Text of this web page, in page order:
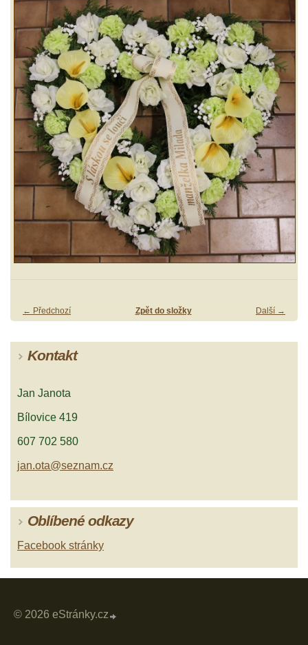
← Předchozí Další →
Zpět do složky
Kontakt
Jan Janota
Bílovice 419
607 702 580
jan.ota@seznam.cz
Oblíbené odkazy
Facebook stránky
© 2026 eStránky.cz